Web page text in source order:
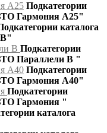
А25 Подкатегории
Гармония А25"
каталога
В Подкатегории
Параллели В "
А40 Подкатегории
Гармония А40"
Подкатегории
Гармония "
каталога